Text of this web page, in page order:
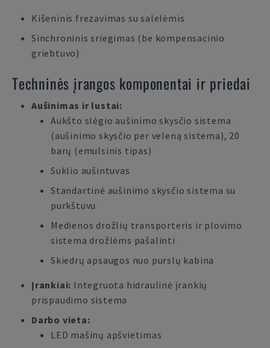
Kišeninis frezavimas su salelėmis
Sinchroninis sriegimas (be kompensacinio
griebtuvo)
Techninės įrangos komponentai ir priedai
Aušinimas ir lustai:
Aukšto slėgio aušinimo skysčio sistema
(aušinimo skysčio per veleną sistema), 20
barų (emulsinis tipas)
Suklio aušintuvas
Standartinė aušinimo skysčio sistema su
purkštuvu
Medienos drožlių transporteris ir plovimo
sistema drožlėms pašalinti
Skiedrų apsaugos nuo purslų kabina
Įrankiai: Integruota hidraulinė įrankių
prispaudimo sistema
Darbo vieta:
LED mašinų apšvietimas